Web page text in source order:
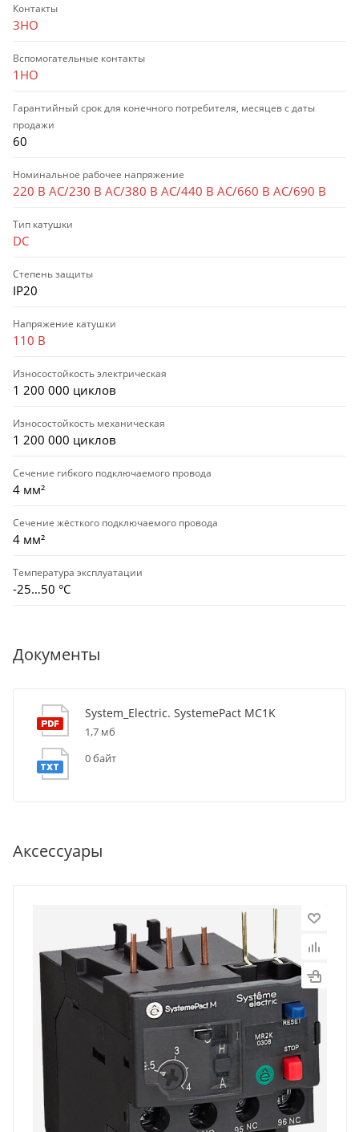
Контакты
3НО
Вспомогательные контакты
1НО
Гарантийный срок для конечного потребителя, месяцев с даты
продажи
60
Номинальное рабочее напряжение
220 В AC/230 В AC/380 В AC/440 В AC/660 В AC/690 В
Тип катушки
DC
Степень защиты
IP20
Напряжение катушки
110 В
Износостойкость электрическая
1 200 000 циклов
Износостойкость механическая
1 200 000 циклов
Сечение гибкого подключаемого провода
4 мм²
Сечение жёсткого подключаемого провода
4 мм²
Температура эксплуатации
-25…50 °C
Документы
System_Electric. SystemePact MC1K
1,7 мб
0 байт
Аксессуары